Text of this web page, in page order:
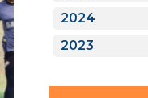
2024
2023